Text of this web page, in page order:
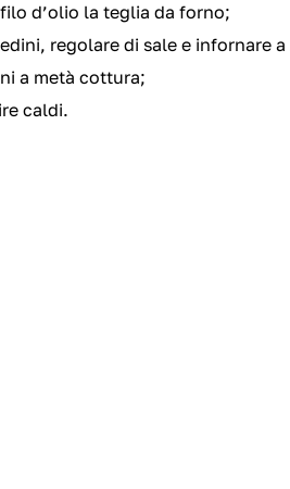
d’olio la teglia da forno;
regolare di sale e infornare a
a metà cottura;
caldi.